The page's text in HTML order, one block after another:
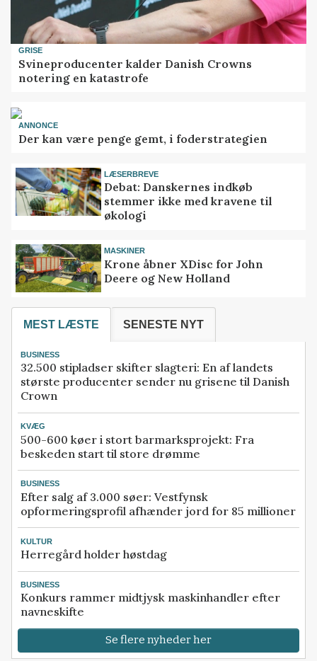
GRISE
Svineproducenter kalder Danish Crowns
notering en katastrofe
ANNONCE
Der kan være penge gemt, i foderstrategien
LÆSERBREVE
Debat: Danskernes indkøb
stemmer ikke med kravene til
økologi
MASKINER
Krone åbner XDisc for John
Deere og New Holland
MEST LÆSTE SENESTE NYT
BUSINESS
32.500 stipladser skifter slagteri: En af landets
største producenter sender nu grisene til Danish
Crown
KVÆG
500-600 køer i stort barmarksprojekt: Fra
beskeden start til store drømme
BUSINESS
Efter salg af 3.000 søer: Vestfynsk
opformeringsprofil afhænder jord for 85 millioner
KULTUR
Herregård holder høstdag
BUSINESS
Konkurs rammer midtjysk maskinhandler efter
navneskifte
Se flere nyheder her